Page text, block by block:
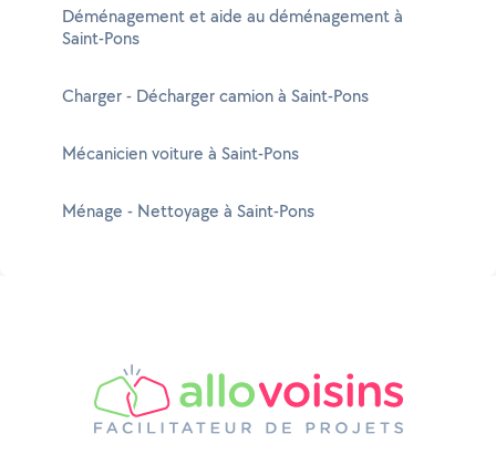
Déménagement et aide au déménagement à
Saint-Pons
Charger - Décharger camion à Saint-Pons
Mécanicien voiture à Saint-Pons
Ménage - Nettoyage à Saint-Pons